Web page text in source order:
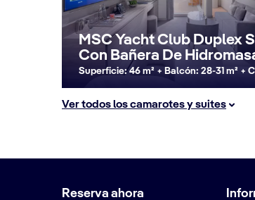
MSC Yacht Club Duplex
Con Bañera De
Superficie: 46 m² + Balcón: 28-31 m² +
Ver todos los camarotes y suites
Reserva ahora